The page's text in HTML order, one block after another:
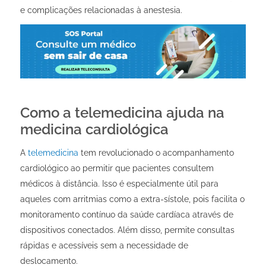
e complicações relacionadas à anestesia.
Como a telemedicina ajuda na
medicina cardiológica
A telemedicina tem revolucionado o acompanhamento
cardiológico ao permitir que pacientes consultem
médicos à distância. Isso é especialmente útil para
aqueles com arritmias como a extra-sístole, pois facilita o
monitoramento contínuo da saúde cardíaca através de
dispositivos conectados. Além disso, permite consultas
rápidas e acessíveis sem a necessidade de
deslocamento.